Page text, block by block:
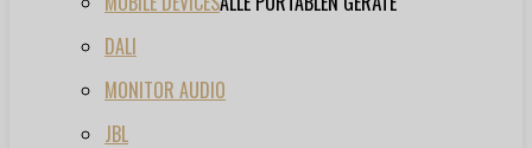
DALI
MONITOR AUDIO
JBL